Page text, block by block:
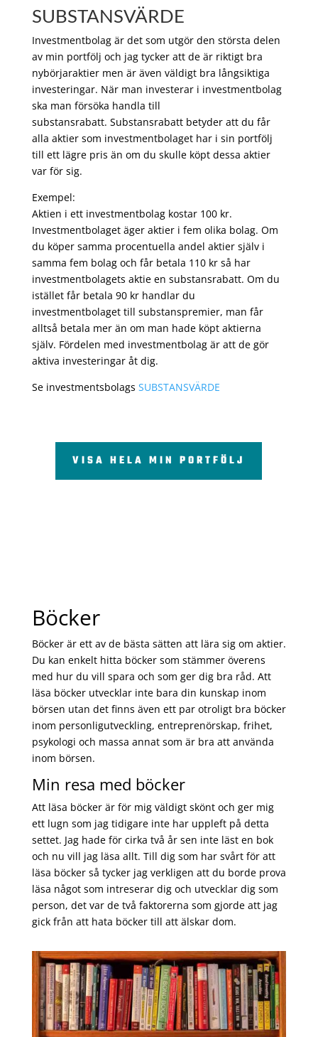
SUBSTANSVÄRDE
Investmentbolag är det som utgör den största delen
av min portfölj och jag tycker att de är riktigt bra
nybörjaraktier men är även väldigt bra långsiktiga
investeringar. När man investerar i investmentbolag
ska man försöka handla till
substansrabatt. Substansrabatt betyder att du får
alla aktier som investmentbolaget har i sin portfölj
till ett lägre pris än om du skulle köpt dessa aktier
var för sig.
Exempel:
Aktien i ett investmentbolag kostar 100 kr.
Investmentbolaget äger aktier i fem olika bolag. Om
du köper samma procentuella andel aktier själv i
samma fem bolag och får betala 110 kr så har
investmentbolagets aktie en substansrabatt. Om du
istället får betala 90 kr handlar du
investmentbolaget till substanspremier, man får
alltså betala mer än om man hade köpt aktierna
själv. Fördelen med investmentbolag är att de gör
aktiva investeringar åt dig.
Se investmentsbolags SUBSTANSVÄRDE
VISA HELA MIN PORTFÖLJ
Böcker
Böcker är ett av de bästa sätten att lära sig om aktier.
Du kan enkelt hitta böcker som stämmer överens
med hur du vill spara och som ger dig bra råd. Att
läsa böcker utvecklar inte bara din kunskap inom
börsen utan det finns även ett par otroligt bra böcker
inom personligutveckling, entreprenörskap, frihet,
psykologi och massa annat som är bra att använda
inom börsen.
Min resa med böcker
Att läsa böcker är för mig väldigt skönt och ger mig
ett lugn som jag tidigare inte har uppleft på detta
settet. Jag hade för cirka två år sen inte läst en bok
och nu vill jag läsa allt. Till dig som har svårt för att
läsa böcker så tycker jag verkligen att du borde prova
läsa något som intreserar dig och utvecklar dig som
person, det var de två faktorerna som gjorde att jag
gick från att hata böcker till att älskar dom.